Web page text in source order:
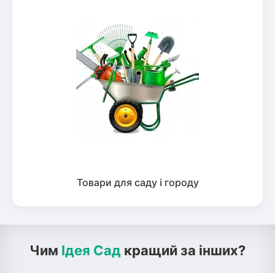
Товари для саду і городу
Чим Ідея Сад кращий за інших?